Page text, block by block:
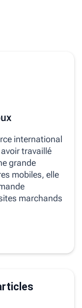
international
travaillé
grande
mobiles, elle
marchands